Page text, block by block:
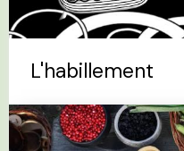
L'habillement